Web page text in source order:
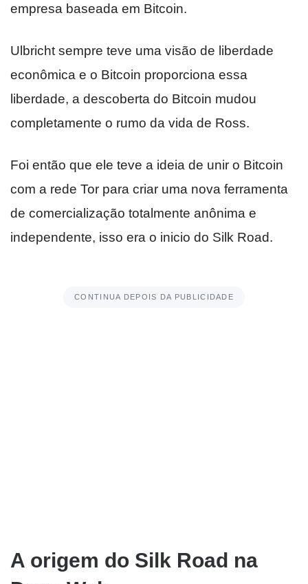
empresa baseada em Bitcoin.
Ulbricht sempre teve uma visão de liberdade
econômica e o Bitcoin proporciona essa
liberdade, a descoberta do Bitcoin mudou
completamente o rumo da vida de Ross.
Foi então que ele teve a ideia de unir o Bitcoin
com a rede Tor para criar uma nova ferramenta
de comercialização totalmente anônima e
independente, isso era o inicio do Silk Road.
CONTINUA DEPOIS DA PUBLICIDADE
A origem do Silk Road na